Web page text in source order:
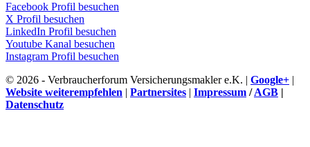
Facebook Profil besuchen
X Profil besuchen
LinkedIn Profil besuchen
Youtube Kanal besuchen
Instagram Profil besuchen
© 2026 - Verbraucherforum Versicherungsmakler e.K. | Google+ |
Website weiterempfehlen | Partnersites | Impressum /AGB |
Datenschutz